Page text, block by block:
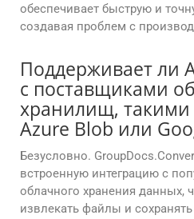
обеспечивает быструю и
создавая проблем с
Поддерживает ли
с поставщиками
хранилищ, такими
Azure Blob или
Безусловно.
встроенную интеграцию с
облачного хранения данных,
извлекать файлы и